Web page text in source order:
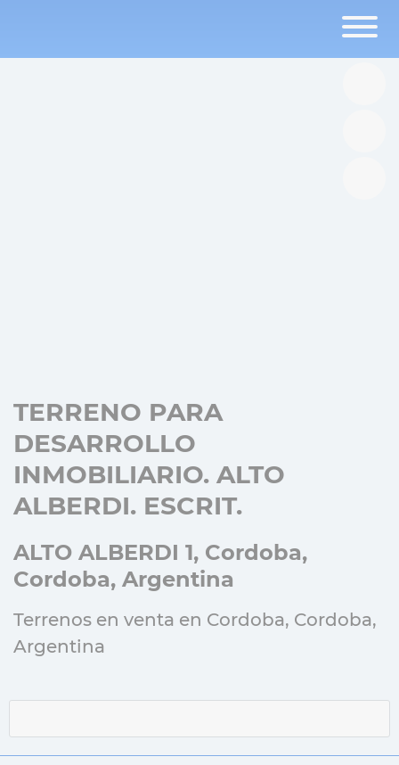
TERRENO PARA
DESARROLLO
INMOBILIARIO. ALTO
ALBERDI. ESCRIT.
ALTO ALBERDI 1, Cordoba,
Cordoba, Argentina
Terrenos en venta en Cordoba, Cordoba,
Argentina